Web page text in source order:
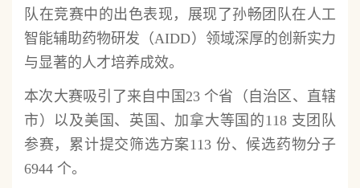
队在竞赛中的出色表现，展现了孙畅团队在人工
智能辅助药物研发（AIDD）领域深厚的创新实力
与显著的人才培养成效。
本次大赛吸引了来自中国23 个省（自治区、直辖
市）以及美国、英国、加拿大等国的118 支团队
参赛，累计提交筛选方案113 份、候选药物分子
6944 个。